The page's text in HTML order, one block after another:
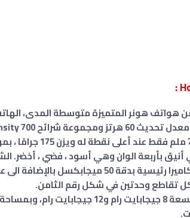
بتصميم أنيق يبلغ
بأربعة الوان وهي أسود ، فضي ، أخضر.
تقاطع وحدتين في شكل رقم الثامن.